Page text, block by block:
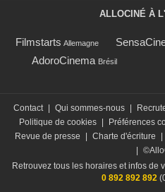
ALLOCINÉ À
Filmstarts Allemagne
AdoroCinema Brésil
Contact Qui sommes-nous
Politique de cookies
Préférences
Revue de presse
Charte d'écriture
Retrouvez tous les horaires et infos de
0 892 892 892